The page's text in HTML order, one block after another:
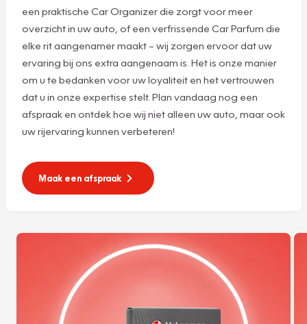
een praktische Car Organizer die zorgt voor meer
overzicht in uw auto, of een verfrissende Car Parfum die
elke rit aangenamer maakt – wij zorgen ervoor dat uw
ervaring bij ons extra aangenaam is. Het is onze manier
om u te bedanken voor uw loyaliteit en het vertrouwen
dat u in onze expertise stelt. Plan vandaag nog een
afspraak en ontdek hoe wij niet alleen uw auto, maar ook
uw rijervaring kunnen verbeteren!
Maak een afspraak